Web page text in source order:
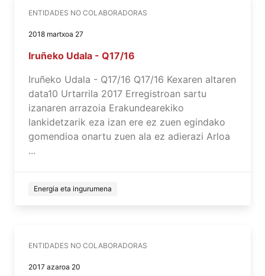
ENTIDADES NO COLABORADORAS
2018 martxoa 27
Iruñeko Udala - Q17/16
Iruñeko Udala - Q17/16 Q17/16 Kexaren altaren
data10 Urtarrila 2017 Erregistroan sartu
izanaren arrazoia Erakundearekiko
lankidetzarik eza izan ere ez zuen egindako
gomendioa onartu zuen ala ez adierazi Arloa
...
Energia eta ingurumena
ENTIDADES NO COLABORADORAS
2017 azaroa 20